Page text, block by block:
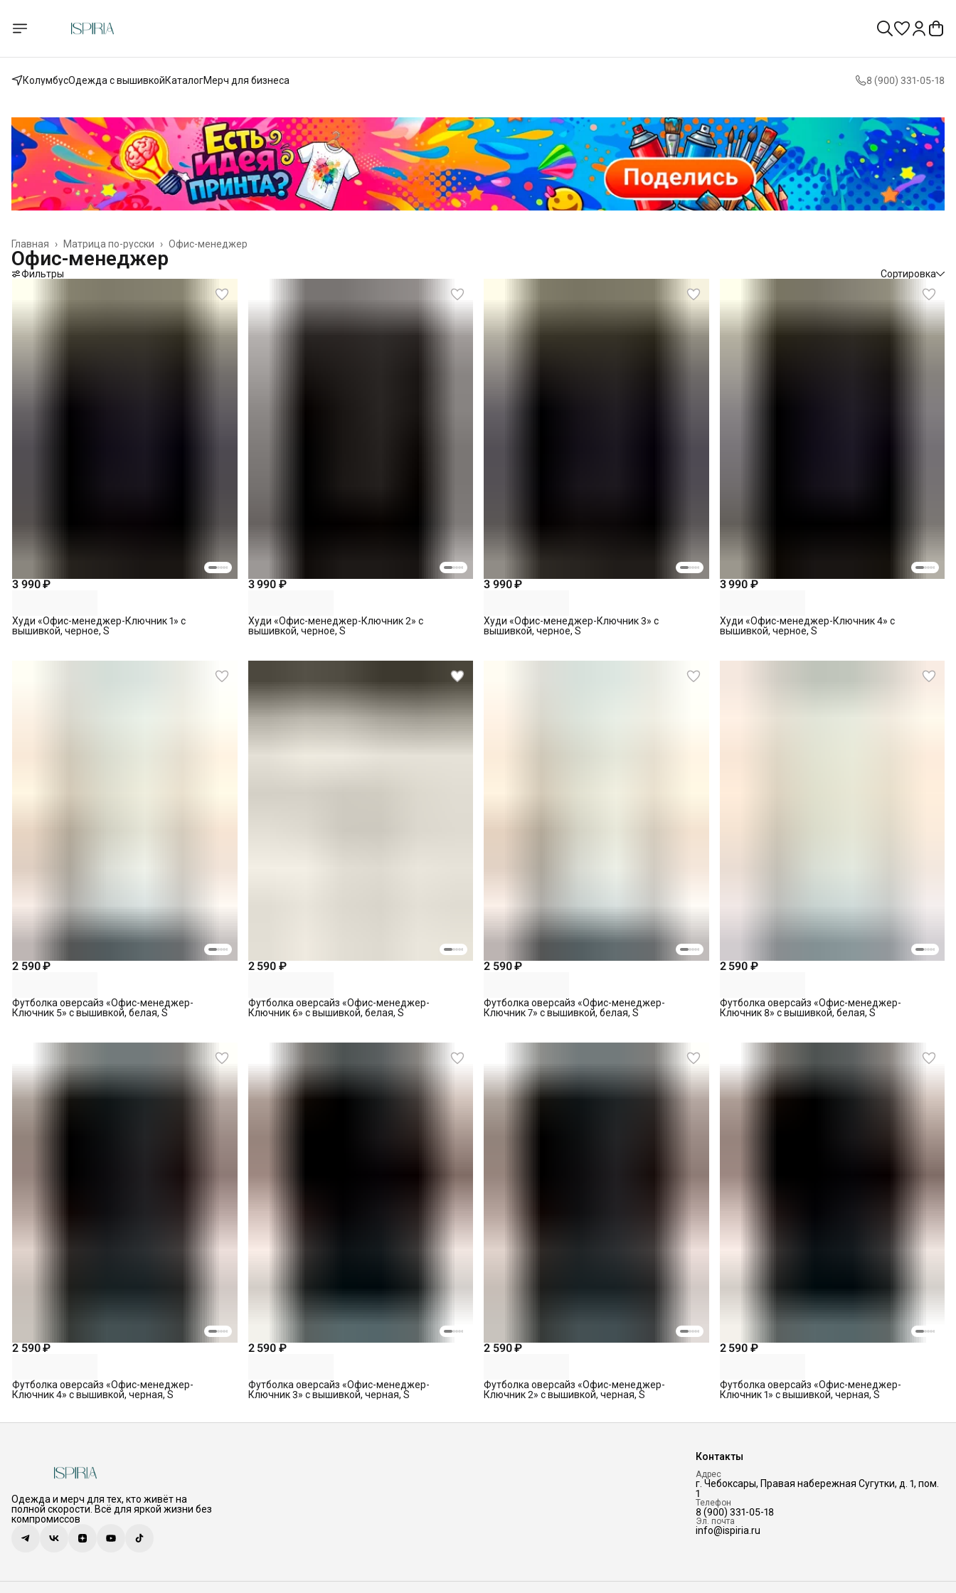
КолумбусОдежда с вышивкойКаталогМерч для бизнеса 8 (900) 331-05-18
Офис-менеджер
Матрица по-русски ›
Главная ›
Офис-менеджер
Фильтры Сортировка
3 990 ₽
Худи «Офис-менеджер-Ключник 1» с
вышивкой, черное, S
3 990 ₽
Худи «Офис-менеджер-Ключник 2» с
вышивкой, черное, S
3 990 ₽
Худи «Офис-менеджер-Ключник 3» с
вышивкой, черное, S
3 990 ₽
Худи «Офис-менеджер-Ключник 4» с
вышивкой, черное, S
2 590 ₽
Футболка оверсайз «Офис-менеджер-
Ключник 5» с вышивкой, белая, S
2 590 ₽
Футболка оверсайз «Офис-менеджер-
Ключник 6» с вышивкой, белая, S
2 590 ₽
Футболка оверсайз «Офис-менеджер-
Ключник 7» с вышивкой, белая, S
2 590 ₽
Футболка оверсайз «Офис-менеджер-
Ключник 8» с вышивкой, белая, S
2 590 ₽
Футболка оверсайз «Офис-менеджер-
Ключник 4» с вышивкой, черная, S
2 590 ₽
Футболка оверсайз «Офис-менеджер-
Ключник 3» с вышивкой, черная, S
2 590 ₽
Футболка оверсайз «Офис-менеджер-
Ключник 2» с вышивкой, черная, S
2 590 ₽
Футболка оверсайз «Офис-менеджер-
Ключник 1» с вышивкой, черная, S
Одежда и мерч для тех, кто живёт на
полной скорости. Всё для яркой жизни без
компромиссов
Контакты
Адрес
г. Чебоксары, Правая набережная Сугутки, д. 1, пом.
1
Телефон
8 (900) 331-05-18
Эл. почта
info@ispiria.ru